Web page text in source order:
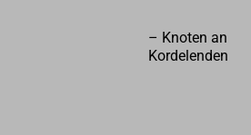
– Knoten an
Kordelenden